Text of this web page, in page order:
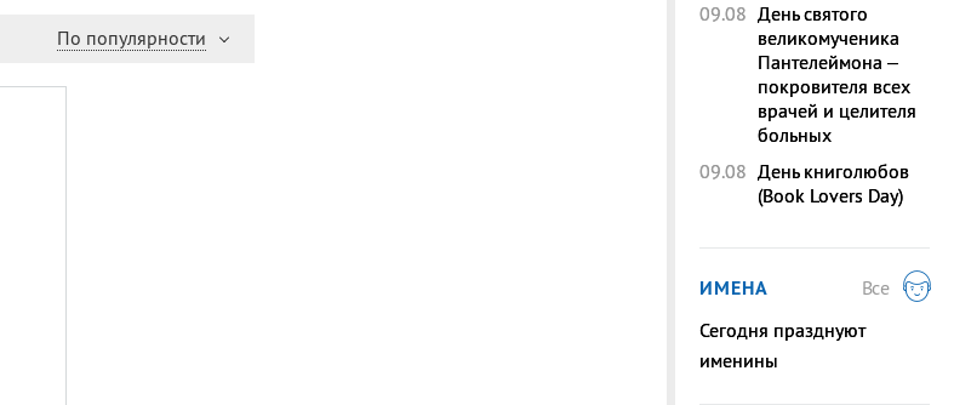
По популярности
09.08 День святого
великомученика
Пантелеймона –
покровителя всех
врачей и целителя
больных
09.08 День книголюбов
(Book Lovers Day)
ИМЕНА
Все
Сегодня празднуют
именины